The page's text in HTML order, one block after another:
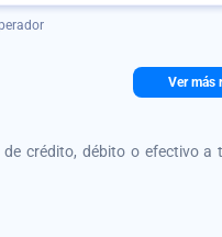
Ver más
crédito, débito o efectivo